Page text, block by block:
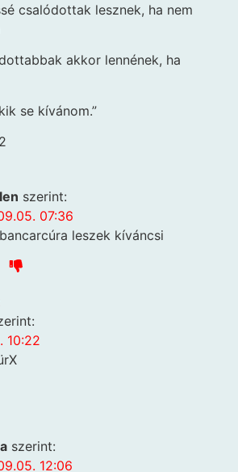
csalódottak lesznek, ha nem
akkor lennének, ha
se kívánom.”
2
szerint:
07:36
leszek kíváncsi
10:22
szerint:
12:06